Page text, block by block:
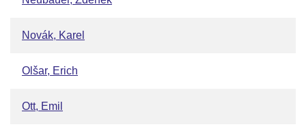
Novák, Karel
Olšar, Erich
Ott, Emil